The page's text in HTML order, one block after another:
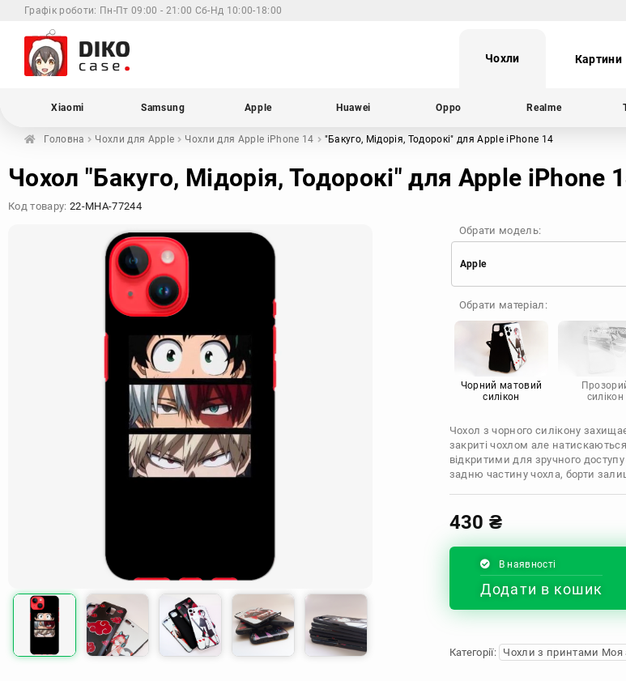
Графік роботи: Пн-Пт 09:00 - 21:00 Сб-Нд 10:00-18:00
Чохли Картини
Xiaomi Samsung Apple Huawei Oppo Realme
Головна Чохли для Apple Чохли для Apple iPhone 14 "Бакуго, Мідорія, Тодорокі" для Apple iPhone 14
Чохол "Бакуго, Мідорія, Тодорокі" для Apple iPhone
Код товару: 22-MHA-77244
Обрати модель:
Apple
Samsung
Apple
Oppo
Realme
OnePlus
Google
Doogee
Motorola
Обрати матеріал:
Чорний матовий
силікон
силікон
Чохол з чорного силікону
закриті чохлом але
відкритими для зручного
задню частину чохла, борти
430 ₴
В наявності
Додати в кошик
Категорії: Чохли з принтами Моя